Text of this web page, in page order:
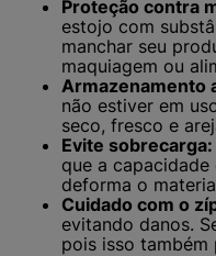
Proteção contra
estojo com
manchar seu
maquiagem ou
Armazenamento
não estiver em
seco, fresco e
Evite sobrecarga:
que a
deforma o
Cuidado com o
evitando danos.
pois isso também